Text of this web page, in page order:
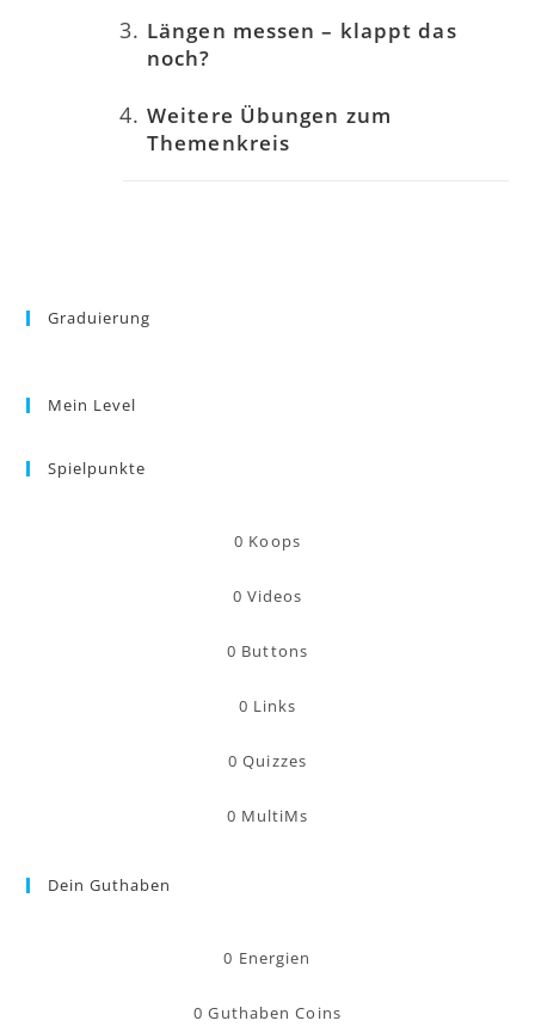
Längen messen – klappt das
noch?
Weitere Übungen zum
Themenkreis
Graduierung
Mein Level
Spielpunkte
0 Koops
0 Videos
0 Buttons
0 Links
0 Quizzes
0 MultiMs
Dein Guthaben
0 Energien
0 Guthaben Coins